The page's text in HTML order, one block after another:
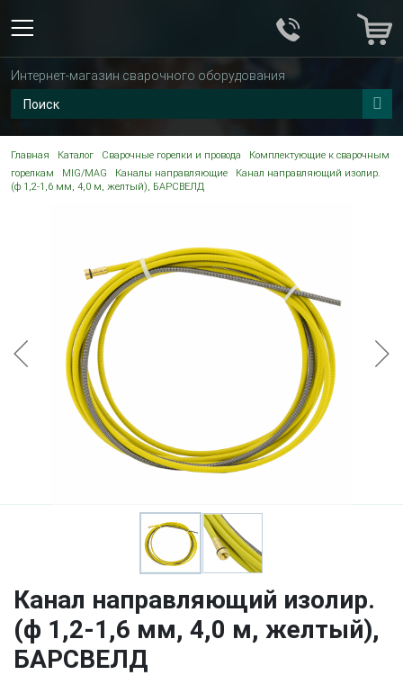
Интернет-магазин сварочного оборудования
Главная Каталог Сварочные горелки и провода
Комплектующие к сварочным
горелкам
MIG/MAG Каналы направляющие
Канал направляющий изолир.
(ф 1,2-1,6 мм, 4,0 м, желтый), БАРСВЕЛД
Канал направляющий изолир.
(ф 1,2-1,6 мм, 4,0 м, желтый),
БАРСВЕЛД